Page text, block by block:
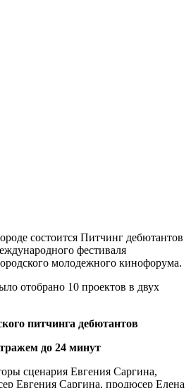
состоится Питчинг дебютантов
фестиваля
молодежного кинофорума.
отобрано 10 проектов в двух
питчинга дебютантов
до 24 минут
сценария Евгения Саргина,
Евгения Саргина, продюсер Елена